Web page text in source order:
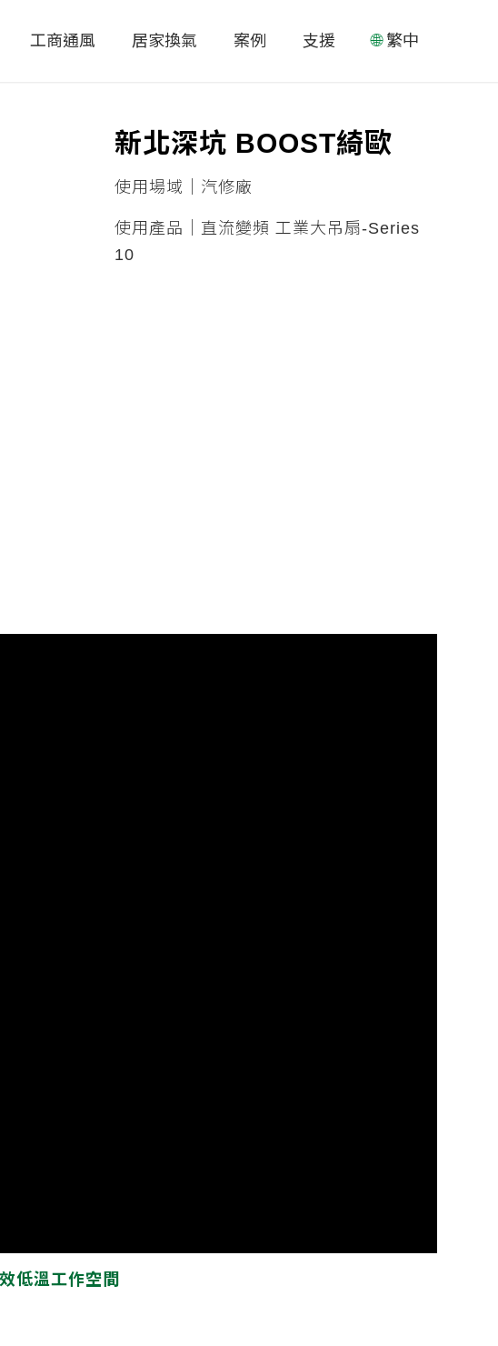
工商通風 居家換氣 案例 支援 繁中
新北深坑 BOOST綺歐
使用場域｜汽修廠
使用產品｜直流變頻 工業大吊扇-Series
10
低溫工作空間